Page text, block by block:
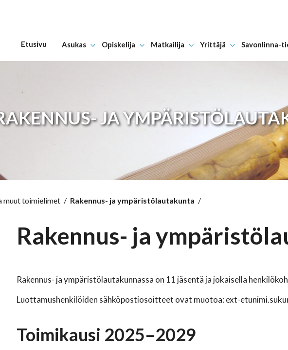
Hyppää sisältöön
Etusivu Asukas Opiskelija Matkailija Yrittäjä Savonlinna-
JA
muut toimielimet / Rakennus- ja ympäristölautakunta /
Rakennus- ja
Rakennus- ja ympäristölautakunnassa on 11 jäsentä ja jokaisella
Luottamushenkilöiden sähköpostiosoitteet ovat muotoa: ext-
Toimikausi 2025–2029